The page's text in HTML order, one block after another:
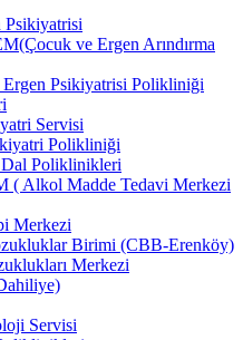
Psikiyatrisi
ve Ergen Arındırma
Psikiyatrisi Polikliniği
Servisi
Polikliniği
Poliklinikleri
( Alkol Madde Tedavi Merkezi
Merkezi
Birimi (CBB-Erenköy)
Merkezi
Servisi